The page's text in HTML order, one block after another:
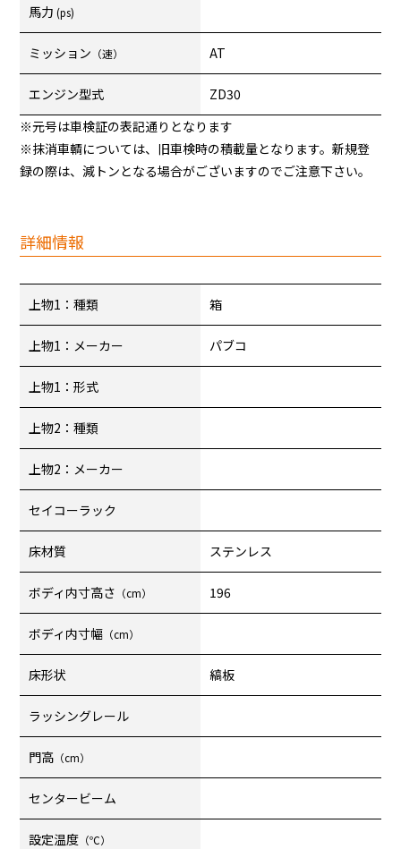
馬力 (ps)
ミッション （速） AT
エンジン型式
ZD30
※元号は車検証の表記通りとなります
※抹消車輌については、旧車検時の積載量となります。新規登
録の際は、減トンとなる場合がございますのでご注意下さい。
詳細情報
上物1：種類 箱
上物1：メーカー パブコ
上物1：形式
上物2：種類
上物2：メーカー
セイコーラック
床材質 ステンレス
ボディ内寸高さ （cm） 196
ボディ内寸幅 （cm）
床形状 縞板
ラッシングレール
門高 （cm）
センタービーム
設定温度 （℃）